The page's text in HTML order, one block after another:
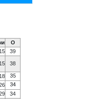
О
39
38
35
34
34